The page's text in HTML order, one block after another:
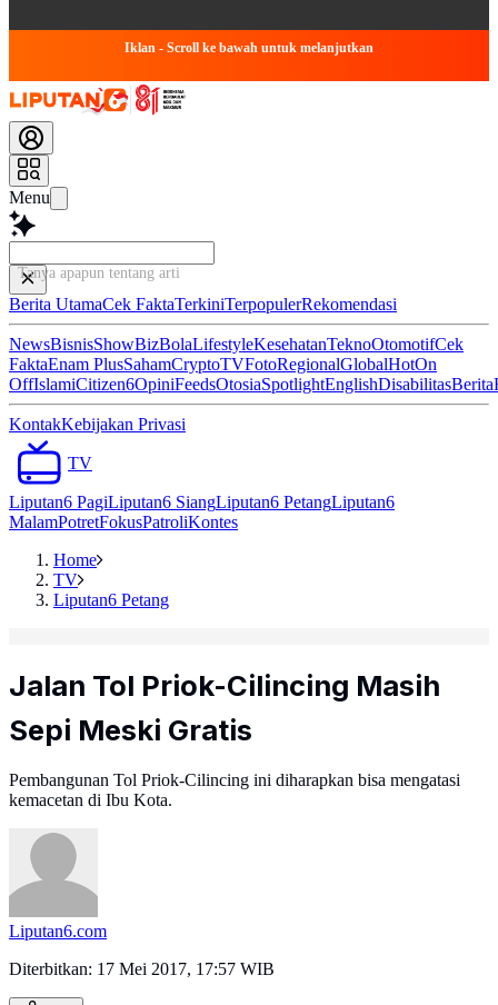
Iklan - Scroll ke bawah untuk melanjutkan
Menu
Tanya apapun tentang artikel in
Berita UtamaCek FaktaTerkiniTerpopulerRekomendasi
NewsBisnisShowBizBolaLifestyleKesehatanTeknoOtomotifCek
FaktaEnam PlusSahamCryptoTVFotoRegionalGlobalHotOn
OffIslamiCitizen6OpiniFeedsOtosiaSpotlightEnglishDisabilitasBerita
KontakKebijakan Privasi
TV
Liputan6 PagiLiputan6 SiangLiputan6 PetangLiputan6
MalamPotretFokusPatroliKontes
Home
TV
Liputan6 Petang
Jalan Tol Priok-Cilincing Masih
Sepi Meski Gratis
Pembangunan Tol Priok-Cilincing ini diharapkan bisa mengatasi
kemacetan di Ibu Kota.
Liputan6.com
Diterbitkan: 17 Mei 2017, 17:57 WIB